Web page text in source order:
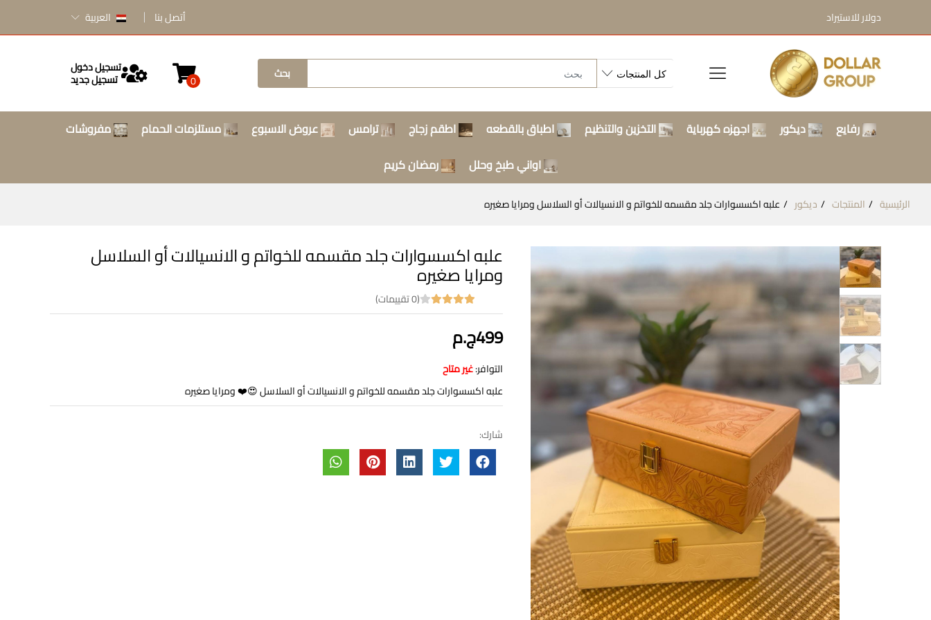
دولار للاستيراد أتصل بنا العربية
بحث 0
تسجيل دخول
تسجيل جديد
رفايع ديكور اجهزه كهرباية التخزين والتنظيم اطباق بالقطعه اطقم زجاج ترامس عروض الاسبوع مستلزمات الحمام
مفروشات
اواني طبخ وحلل
رمضان كريم
الرئيسية المنتجات ديكور علبه اكسسوارات جلد مقسمه للخواتم و الانسيالات أو السلاسل ومرايا صغيره
علبه اكسسوارات جلد مقسمه للخواتم و الانسيالات أو السلاسل
ومرايا صغيره
(0 تقييمات)
499ج.م
التوافر:غير متاح
علبه اكسسوارات جلد مقسمه للخواتم و الانسيالات أو السلاسل 😍❤️ ومرايا صغيره
شارك: